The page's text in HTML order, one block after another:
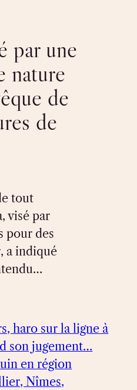
par une
nature
de
de
tout
visé par
pour des
a indiqué
haro sur la ligne à
son jugement…
en région
Nîmes,